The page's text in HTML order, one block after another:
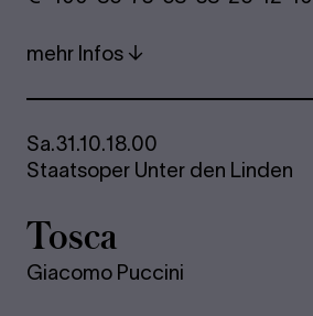
mehr Infos
Sa.31.10.18.00
Staatsoper Unter den Linden
Tosca
Giacomo Puccini